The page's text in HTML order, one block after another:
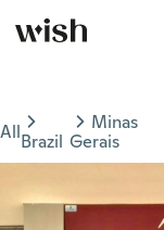
AllBrazil
Minas
Gerais